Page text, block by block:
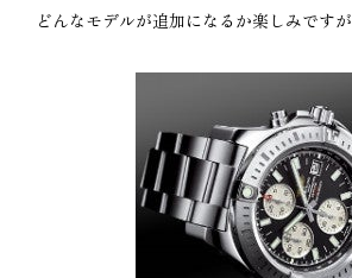
どんなモデルが追加になるか楽しみですが